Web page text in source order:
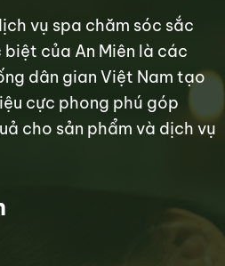
vụ spa chăm sóc sắc
của An Miên là các
dân gian Việt Nam tạo
cực phong phú góp
cho sản phẩm và dịch vụ